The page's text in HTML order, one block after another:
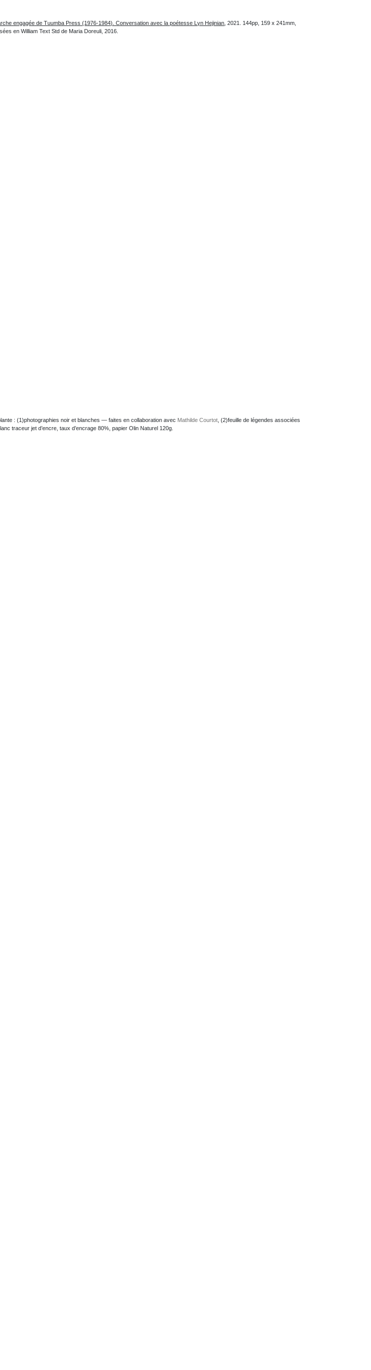
engagée de Tuumba Press (1976-1984). Conversation avec la poétesse Lyn Hejinian, 2021. 144pp, 159 x 241mm,
en William Text Std de Maria Doreuli, 2016.
: (1)photographies noir et blanches — faites en collaboration avec Mathilde Courtot , (2)feuille de légendes associées
traceur jet d’encre, taux d’encrage 80%, papier Olin Naturel 120g.